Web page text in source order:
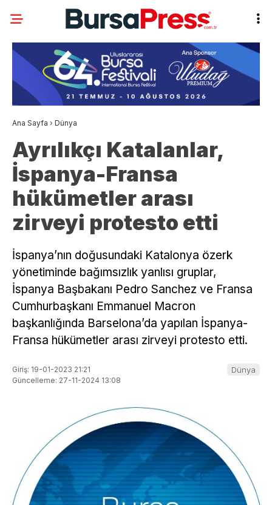
Ana Sayfa › Dünya
Ayrılıkçı Katalanlar,
İspanya-Fransa
hükümetler arası
zirveyi protesto etti
İspanya’nın doğusundaki Katalonya özerk
yönetiminde bağımsızlık yanlısı gruplar,
İspanya Başbakanı Pedro Sanchez ve Fransa
Cumhurbaşkanı Emmanuel Macron
başkanlığında Barselona’da yapılan İspanya-
Fransa hükümetler arası zirveyi protesto etti.
Giriş: 19-01-2023 21:21
Güncelleme: 27-11-2024 13:08
Dünya